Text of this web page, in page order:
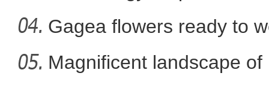
Xi
Gagea flowers ready to
Nal
Magnificent landscape